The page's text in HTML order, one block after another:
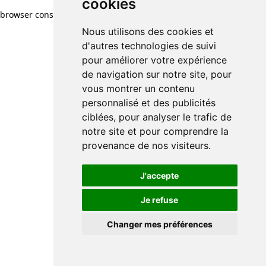
cookies
Nous utilisons des cookies et
d'autres technologies de suivi
pour améliorer votre expérience
de navigation sur notre site, pour
vous montrer un contenu
personnalisé et des publicités
ciblées, pour analyser le trafic de
notre site et pour comprendre la
provenance de nos visiteurs.
J'accepte
Je refuse
Changer mes préférences
browser console for more information)